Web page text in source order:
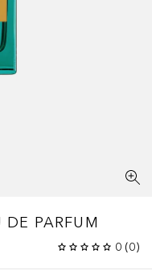
PARFUM
0 (0)